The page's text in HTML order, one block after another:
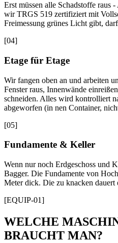
Erst müssen alle Schadstoffe raus
wir TRGS 519 zertifiziert mit
Freimessung grünes Licht gibt,
[04]
Etage für Etage
Wir fangen oben an und arbeiten
Fenster raus, Innenwände
schneiden. Alles wird kontrolliert
abgeworfen (in nen Container,
[05]
Fundamente & Keller
Wenn nur noch Erdgeschoss und
Bagger. Die Fundamente von
Meter dick. Die zu knacken dauert
[EQUIP-01]
WELCHE
BRAUCHT MAN?